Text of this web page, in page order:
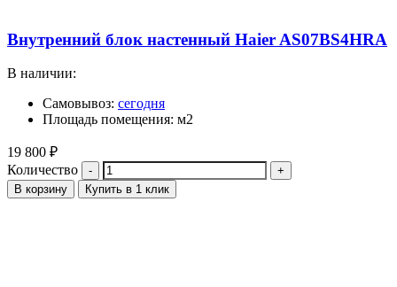
Внутренний блок настенный Haier AS07BS4HRA
В наличии:
Самовывоз: сегодня
Площадь помещения: м2
19 800 ₽
Количество
В корзину Купить в 1 клик